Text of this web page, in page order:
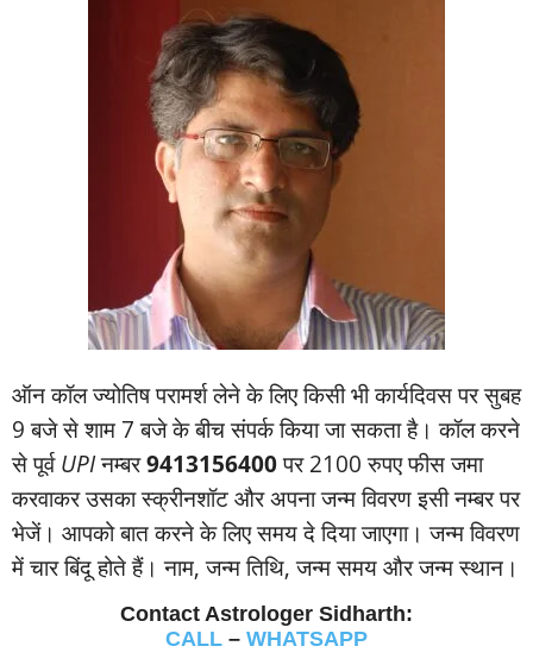
ऑन कॉल ज्‍योतिष परामर्श लेने के लिए किसी भी कार्यदिवस पर सुबह
9 बजे से शाम 7 बजे के बीच संपर्क किया जा सकता है। कॉल करने
से पूर्वUPIनम्‍बर9413156400पर 2100 रुपए फीस जमा
करवाकर उसका स्‍क्रीनशॉट और अपना जन्‍म विवरण इसी नम्‍बर पर
भेजें। आपको बात करने के लिए समय दे दिया जाएगा। जन्‍म विवरण
में चार बिंदू होते हैं। नाम, जन्‍म तिथि, जन्‍म समय और जन्‍म स्‍थान।
Contact Astrologer Sidharth:
CALL – WHATSAPP